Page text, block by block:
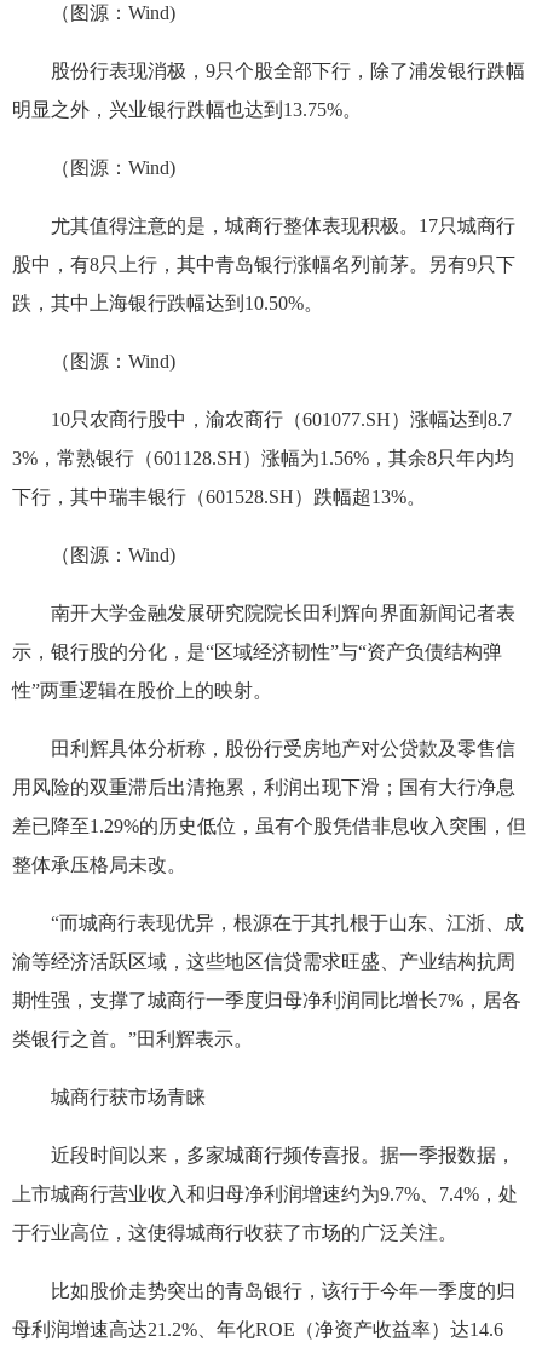
（图源：Wind)
股份行表现消极，9只个股全部下行，除了浦发银行跌幅
明显之外，兴业银行跌幅也达到13.75%。
（图源：Wind)
尤其值得注意的是，城商行整体表现积极。17只城商行
股中，有8只上行，其中青岛银行涨幅名列前茅。另有9只下
跌，其中上海银行跌幅达到10.50%。
（图源：Wind)
10只农商行股中，渝农商行（601077.SH）涨幅达到8.7
3%，常熟银行（601128.SH）涨幅为1.56%，其余8只年内均
下行，其中瑞丰银行（601528.SH）跌幅超13%。
（图源：Wind)
南开大学金融发展研究院院长田利辉向界面新闻记者表
示，银行股的分化，是“区域经济韧性”与“资产负债结构弹
性”两重逻辑在股价上的映射。
田利辉具体分析称，股份行受房地产对公贷款及零售信
用风险的双重滞后出清拖累，利润出现下滑；国有大行净息
差已降至1.29%的历史低位，虽有个股凭借非息收入突围，但
整体承压格局未改。
“而城商行表现优异，根源在于其扎根于山东、江浙、成
渝等经济活跃区域，这些地区信贷需求旺盛、产业结构抗周
期性强，支撑了城商行一季度归母净利润同比增长7%，居各
类银行之首。”田利辉表示。
城商行获市场青睐
近段时间以来，多家城商行频传喜报。据一季报数据，
上市城商行营业收入和归母净利润增速约为9.7%、7.4%，处
于行业高位，这使得城商行收获了市场的广泛关注。
比如股价走势突出的青岛银行，该行于今年一季度的归
母利润增速高达21.2%、年化ROE（净资产收益率）达14.6